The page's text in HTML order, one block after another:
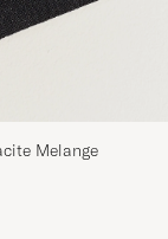
Melange